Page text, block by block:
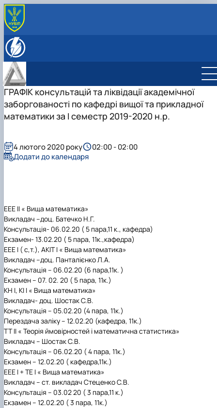
ПРО КАФЕДРУ
Навчально-методичне забезпечення дисциплін:
Сертифікатні програми
СПЕЦІАЛЬНІ РОЗДІЛИ ВИЩОЇ
МАТЕМАТИКИ
МАТЕМАТИЧНА СТАТИСТИКА:
НАУКОВИЙ ГУРТОК «МАТЕМАТИКА У СВІТІ
ТЕХНОЛОГІЙ»
НАУКОВИЙ ГУРТОК «НЕСТАНДАРТНІ
МАТЕМАТИЧНІ ЗАДАЧІ»
НАУКОВИЙ ГУРТОК «ВИЩА МАТЕМАТИКА»
НАУКОВИЙ ГУРТОК "МАТЕМАТИЧНІ
ГРАФІК консультацій та ліквідації академічної
заборгованості по кафедрі вищої та прикладної
математики за І семестр 2019-2020 н.р.
ЕЕЕ ІІ « Вища математика»
Викладач –доц. Батечко Н.Г.
Консультація- 06.02.20 ( 5 пара,11 к., кафедра)
Екзамен- 13.02.20 ( 5 пара, 11к.,кафедра)
ЕЕЕ І ( с,т.), АКІТ І « Вища математика»
Викладач –доц. Панталієнко Л.А.
Консультація – 06.02.20 (6 пара,11к. )
Екзамен – 07. 02. 20 ( 5 пара, 11к.)
КН І, КІ І « Вища математика»
Викладач- доц. Шостак С.В.
Консультація – 05.02.20 (4 пара, 11к.)
Перездача заліку – 12.02.20 (кафедра, 11к.)
ТТ ІІ « Теорія ймовірностей і математична статистика»
Викладач – Шостак С.В.
Консультація – 06.02.20 ( 4 пара, 11к.)
Екзамен – 12.02.20 ( кафедра,11к.)
ЕЕЕ І + ТЕ І « Вища математика»
Викладач – ст. викладач Стеценко С.В.
Консультація – 03.02 20 ( 3 пара,11 к.)
Екзамен – 12.02.20 ( 3 пара, 11к.)
4 лютого 2020 року
02:00 - 02:00
Додати до календаря